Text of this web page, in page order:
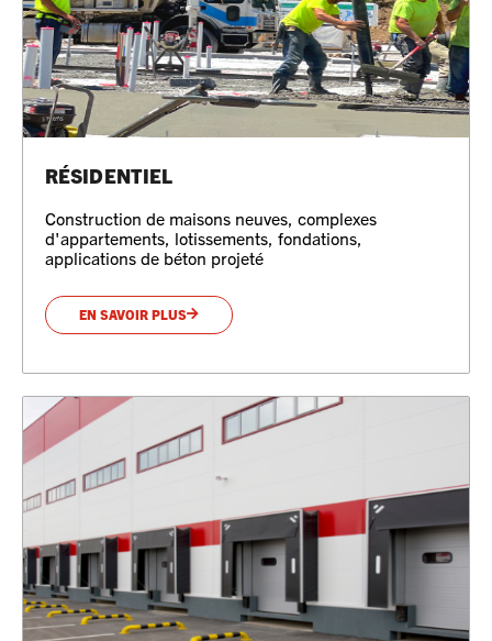
RÉSIDENTIEL
Construction de maisons neuves, complexes
d'appartements, lotissements, fondations,
applications de béton projeté
EN SAVOIR PLUS